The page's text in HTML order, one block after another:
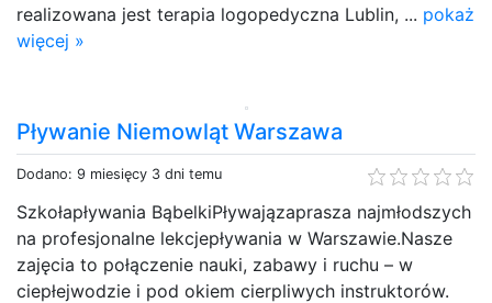
realizowana jest terapia logopedyczna Lublin, ... pokaż
więcej »
Pływanie Niemowląt Warszawa
Dodano: 9 miesięcy 3 dni temu
Szkołapływania BąbelkiPływajązaprasza najmłodszych
na profesjonalne lekcjepływania w Warszawie.Nasze
zajęcia to połączenie nauki, zabawy i ruchu – w
ciepłejwodzie i pod okiem cierpliwych instruktorów.